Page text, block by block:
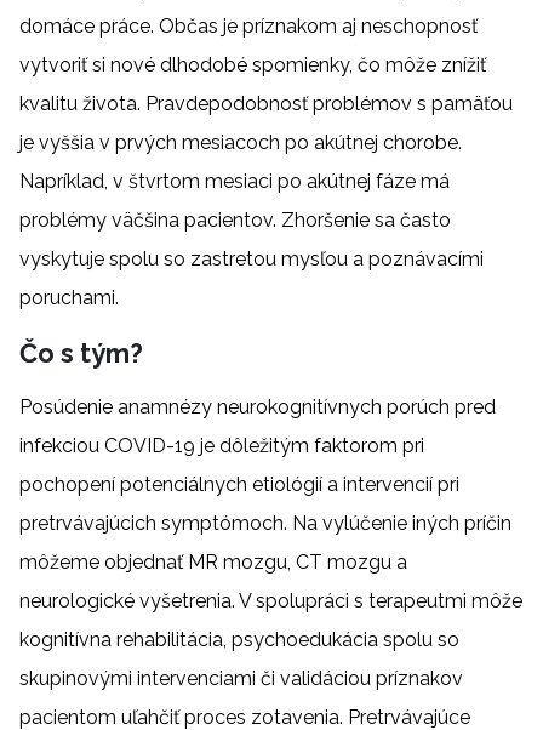
domáce práce. Občas je príznakom aj neschopnosť
vytvoriť si nové dlhodobé spomienky, čo môže znížiť
kvalitu života. Pravdepodobnosť problémov s pamäťou
je vyššia v prvých mesiacoch po akútnej chorobe.
Napríklad, v štvrtom mesiaci po akútnej fáze má
problémy väčšina pacientov. Zhoršenie sa často
vyskytuje spolu so zastretou mysľou a poznávacími
poruchami.
Čo s tým?
Posúdenie anamnézy neurokognitívnych porúch pred
infekciou COVID-19 je dôležitým faktorom pri
pochopení potenciálnych etiológií a intervencií pri
pretrvávajúcich symptómoch. Na vylúčenie iných príčin
môžeme objednať MR mozgu, CT mozgu a
neurologické vyšetrenia. V spolupráci s terapeutmi môže
kognitívna rehabilitácia, psychoedukácia spolu so
skupinovými intervenciami či validáciou príznakov
pacientom uľahčiť proces zotavenia. Pretrvávajúce